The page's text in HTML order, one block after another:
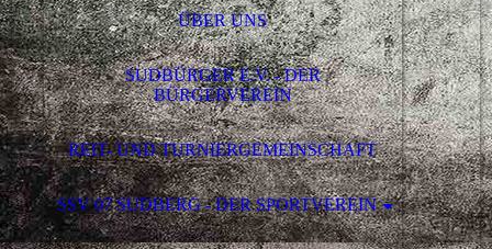
ÜBER UNS
SUDBÜRGER E.V. - DER
BÜRGERVEREIN
REIT- UND TURNIERGEMEINSCHAFT
SSV 07 SUDBERG - DER SPORTVEREIN